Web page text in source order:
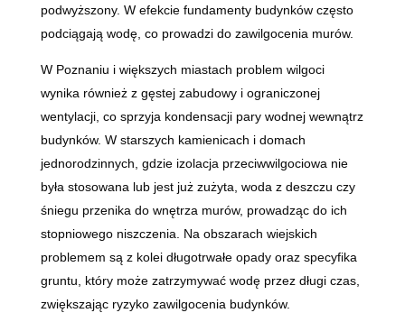
podwyższony. W efekcie fundamenty budynków często
podciągają wodę, co prowadzi do zawilgocenia murów.
W Poznaniu i większych miastach problem wilgoci
wynika również z gęstej zabudowy i ograniczonej
wentylacji, co sprzyja kondensacji pary wodnej wewnątrz
budynków. W starszych kamienicach i domach
jednorodzinnych, gdzie izolacja przeciwwilgociowa nie
była stosowana lub jest już zużyta, woda z deszczu czy
śniegu przenika do wnętrza murów, prowadząc do ich
stopniowego niszczenia. Na obszarach wiejskich
problemem są z kolei długotrwałe opady oraz specyfika
gruntu, który może zatrzymywać wodę przez długi czas,
zwiększając ryzyko zawilgocenia budynków.